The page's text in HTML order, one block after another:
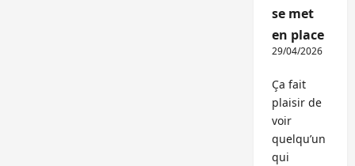
se met
en place
29/04/2026
Ça fait
plaisir de
voir
quelqu’un
qui